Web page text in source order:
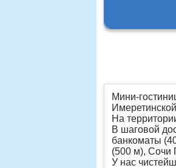
Мини-
На
В шаговой
банкоматы
(500 м), Сочи
У нас